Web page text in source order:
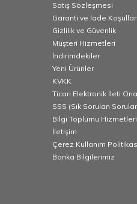
Satış Sözleşmesi
Garanti ve İade Koşulları
Gizlilik ve Güvenlik
Müşteri Hizmetleri
İndirimdekiler
Yeni Ürünler
KVKK
Ticari Elektronik İleti
SSS (Sık Sorulan
Bilgi Toplumu Hizmetleri
İletişim
Çerez Kullanım
Banka Bilgilerimiz